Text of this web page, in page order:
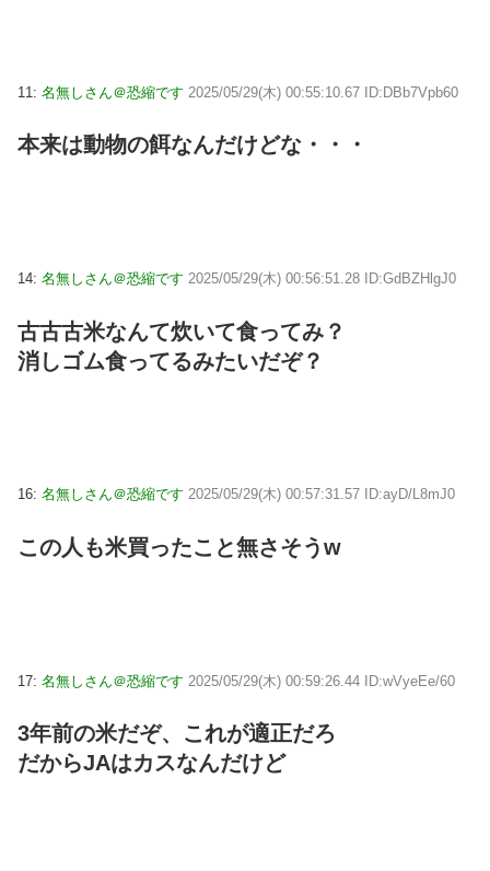
11: 名無しさん＠恐縮です 2025/05/29(木) 00:55:10.67 ID:DBb7Vpb60
本来は動物の餌なんだけどな・・・
14: 名無しさん＠恐縮です 2025/05/29(木) 00:56:51.28 ID:GdBZHlgJ0
古古古米なんて炊いて食ってみ？
消しゴム食ってるみたいだぞ？
16: 名無しさん＠恐縮です 2025/05/29(木) 00:57:31.57 ID:ayD/L8mJ0
この人も米買ったこと無さそうw
17: 名無しさん＠恐縮です 2025/05/29(木) 00:59:26.44 ID:wVyeEe/60
3年前の米だぞ、これが適正だろ
だからJAはカスなんだけど